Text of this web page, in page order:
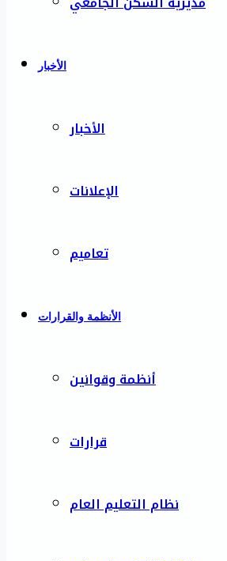
الأخبار
الأخبار
الإعلانات
تعاميم
الأنظمة والقرارات
أنظمة وقوانين
قرارات
نظام التعليم العام